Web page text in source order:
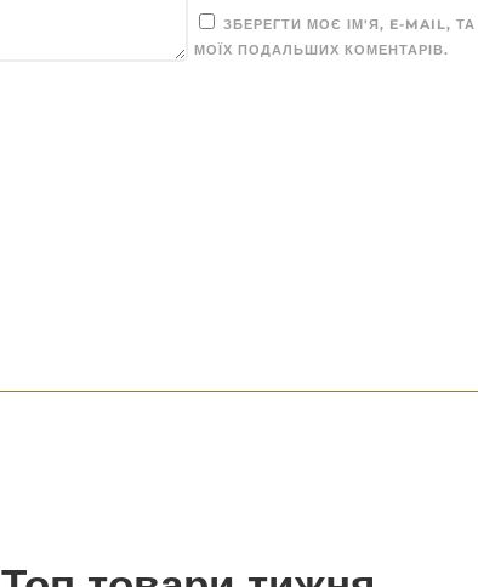
ЗБЕРЕГТИ МОЄ ІМ'Я, E-MAIL,
МОЇХ ПОДАЛЬШИХ КОМЕНТАРІВ.